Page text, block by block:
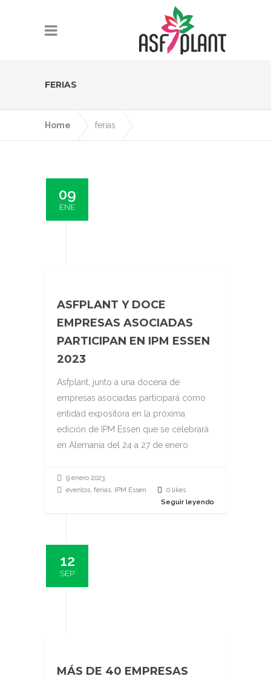
FERIAS
Home ferias
09
ENE
ASFPLANT Y DOCE
EMPRESAS ASOCIADAS
PARTICIPAN EN IPM ESSEN
2023
Asfplant, junto a una docena de
empresas asociadas participará como
entidad expositora en la próxima
edición de IPM Essen que se celebrará
en Alemania del 24 a 27 de enero
9 enero 2023
eventos, ferias, IPM Essen
0 likes
Seguir leyendo
12
SEP
MÁS DE 40 EMPRESAS